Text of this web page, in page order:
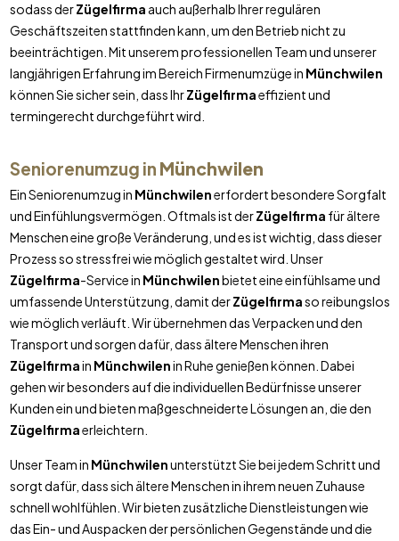
sodass derZügelfirma auch außerhalb Ihrer regulären
Geschäftszeiten stattfinden kann, um den Betrieb nicht zu
beeinträchtigen. Mit unserem professionellen Team und unserer
langjährigen Erfahrung im Bereich Firmenumzüge in Münchwilen
können Sie sicher sein, dass IhrZügelfirmaeffizient und
termingerecht durchgeführt wird.
Seniorenumzug in Münchwilen
Ein Seniorenumzug in Münchwilenerfordert besondere Sorgfalt
und Einfühlungsvermögen. Oftmals ist derZügelfirma für ältere
Menschen eine große Veränderung, und es ist wichtig, dass dieser
Prozess so stressfrei wie möglich gestaltet wird. Unser
Zügelfirma-Service in Münchwilenbietet eine einfühlsame und
umfassende Unterstützung, damit derZügelfirmaso reibungslos
wie möglich verläuft. Wir übernehmen das Verpacken und den
Transport und sorgen dafür, dass ältere Menschen ihren
Zügelfirmain Münchwilenin Ruhe genießen können. Dabei
gehen wir besonders auf die individuellen Bedürfnisse unserer
Kunden ein und bieten maßgeschneiderte Lösungen an, die den
Zügelfirmaerleichtern.
Unser Team in Münchwilenunterstützt Sie bei jedem Schritt und
sorgt dafür, dass sich ältere Menschen in ihrem neuen Zuhause
schnell wohlfühlen. Wir bieten zusätzliche Dienstleistungen wie
das Ein- und Auspacken der persönlichen Gegenstände und die